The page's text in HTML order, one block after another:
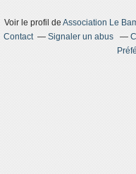
Voir le profil de Association Le
Contact
Signaler un abus